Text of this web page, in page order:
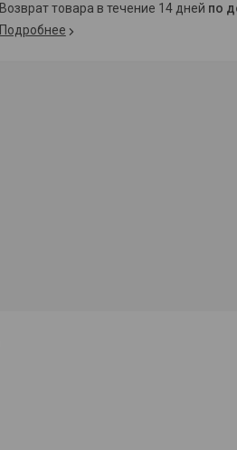
возврат товара в течение 14 дней по
Подробнее